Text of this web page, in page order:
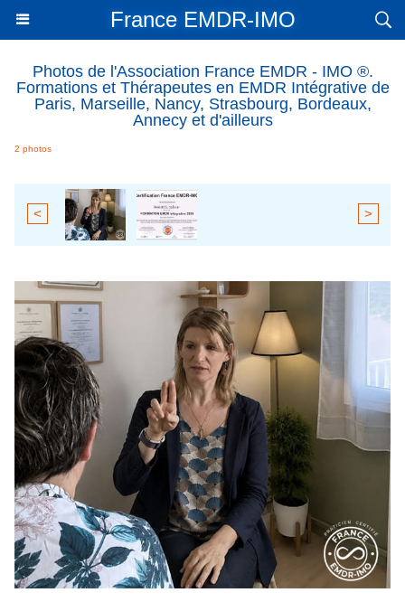
France EMDR-IMO
Photos de l'Association France EMDR - IMO ®.
Formations et Thérapeutes en EMDR Intégrative de
Paris, Marseille, Nancy, Strasbourg, Bordeaux,
Annecy et d'ailleurs
2 photos
< >